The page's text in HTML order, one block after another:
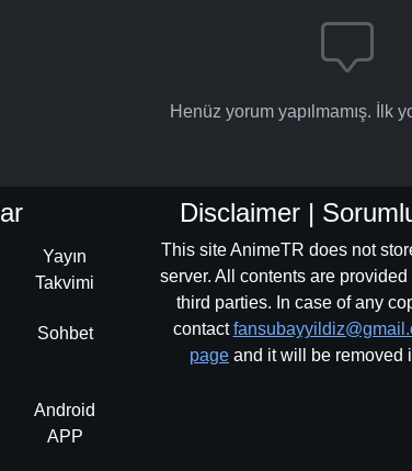
Henüz yorum yapılmamış. İlk
Yayın
Takvimi
Sohbet
Android
APP
Disclaimer |
This site AnimeTR does not
server. All contents are
third parties. In case of any
contact
page and it will be removed